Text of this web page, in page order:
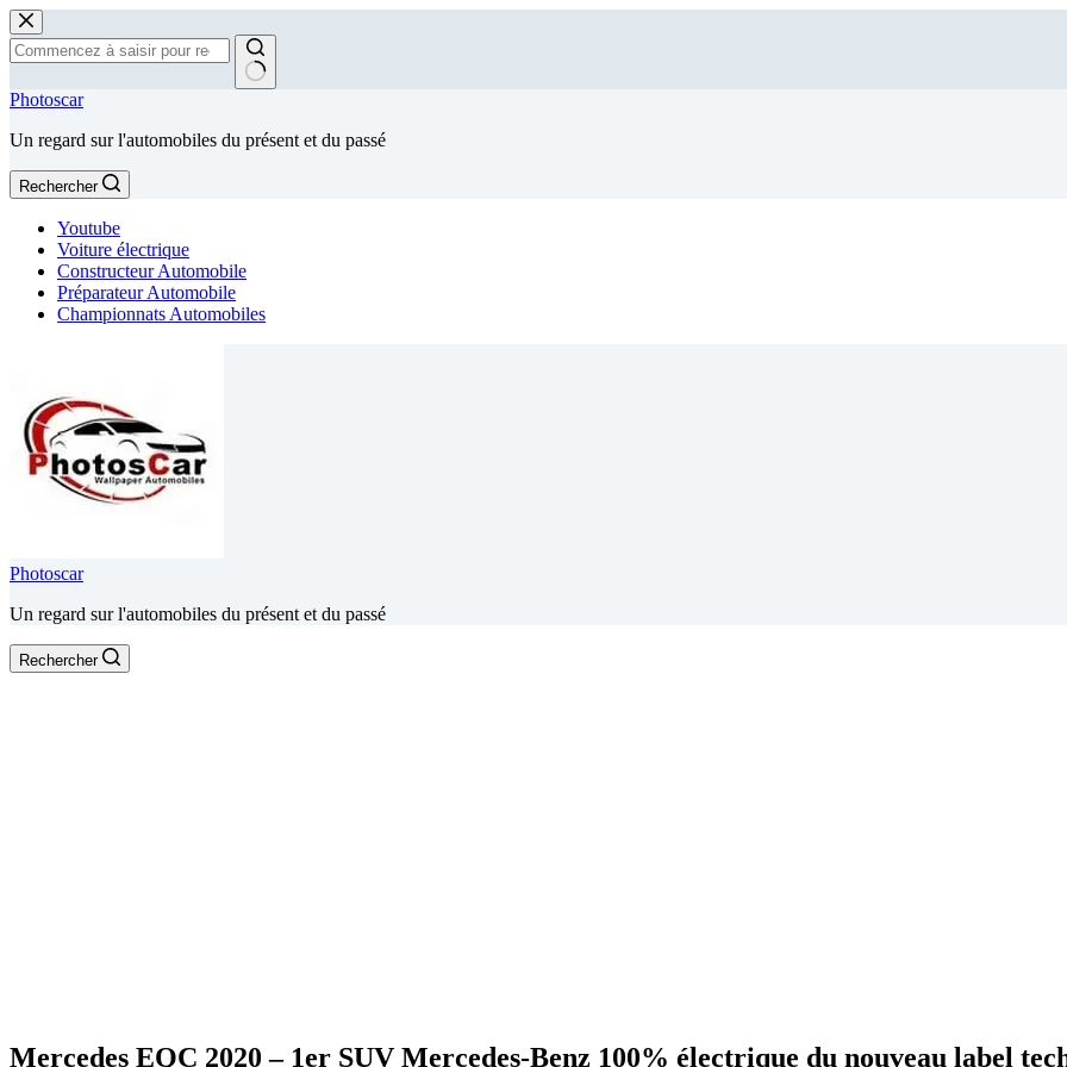
Passer
au
contenu
Aucun
Photoscar
Un regard sur l'automobiles du présent et du passé
Rechercher
Youtube
Voiture électrique
Constructeur Automobile
Préparateur Automobile
Championnats Automobiles
Photoscar
Un regard sur l'automobiles du présent et du passé
Rechercher
Mercedes EQC 2020 – 1er SUV Mercedes-Benz 100% électrique du nouveau label